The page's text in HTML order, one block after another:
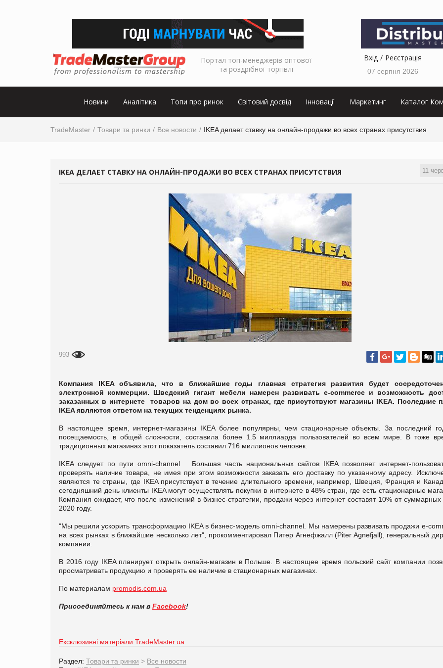
Портал топ-менеджерів оптової
та роздрібної торгівлі
Вхід Реєстрація
07 серпня 2026
Новини Аналітика Топи про ринок Світовий досвід Інновації Маркетинг Каталог
TradeMaster Товари та ринки Все новости IKEA делает ставку на онлайн-продажи во всех странах присутствия
11
IKEA ДЕЛАЕТ СТАВКУ НА ОНЛАЙН-ПРОДАЖИ ВО ВСЕХ СТРАНАХ ПРИСУТСТВИЯ
993
Компания IKEA объявила, что в ближайшие годы главная стратегия развития будет
электронной коммерции. Шведский гигант мебели намерен развивать e-commerce и возможность
заказанных в интернете товаров на дом во всех странах, где присутствуют магазины IKEA. Последние
IKEA являются ответом на текущих тенденциях рынка.
В настоящее время, интернет-магазины IKEA более популярны, чем стационарные объекты. За последний
посещаемость, в общей сложности, составила более 1.5 миллиарда пользователей во всем мире. В тоже
традиционных магазинах этот показатель составил 716 миллионов человек.
IKEA следует по пути omni-channel Большая часть национальных сайтов IKEA позволяет интернет-
проверять наличие товара, не имея при этом возможности заказать его доставку по указанному адресу.
являются те страны, где IKEA присутствует в течение длительного времени, например, Швеция, Франция и
сегодняшний день клиенты IKEA могут осуществлять покупки в интернете в 48% стран, где есть стационарные
Компания ожидает, что после изменений в бизнес-стратегии, продажи через интернет составят 10% от
2020 году.
"Мы решили ускорить трансформацию IKEA в бизнес-модель omni-channel. Мы намерены развивать продажи е-
на всех рынках в ближайшие несколько лет", прокомментировал Питер Агнефжалл (Piter Agnefjall), генеральный
компании.
В 2016 году IKEA планирует открыть онлайн-магазин в Польше. В настоящее время польский сайт компании
просматривать продукцию и проверять ее наличие в стационарных магазинах.
По материалам promodis.com.ua
Присоединяйтесь к нам в Facebook!
Ексклюзивні матеріали TradeMaster.ua
Раздел: Товари та ринки > Все новости